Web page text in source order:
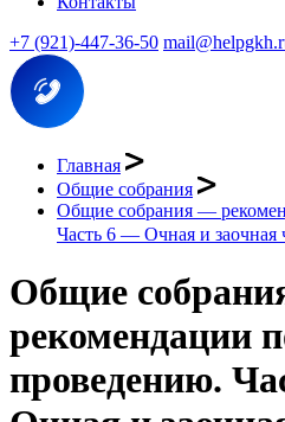
+7 (921)-447-36-50
Главная
Общие собрания
Общие собрания —
Часть 6 — Очная и заочная
Общие
рекомендации
проведению.